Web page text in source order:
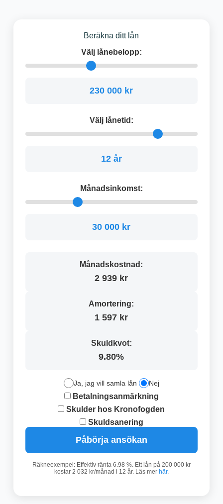
Beräkna ditt lån
Välj lånebelopp:
230 000 kr
Välj lånetid:
12 år
Månadsinkomst:
30 000 kr
Månadskostnad:
2 939 kr
Amortering:
1 597 kr
Skuldkvot:
9.80%
Ja, jag vill samla lån Nej
Betalningsanmärkning
Skulder hos Kronofogden
Skuldsanering
Påbörja ansökan
Räkneexempel: Effektiv ränta 6.98 %. Ett lån på 200 000 kr
kostar 2 032 kr/månad i 12 år. Läs mer här.